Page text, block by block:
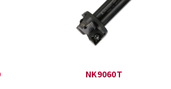
NK9060T